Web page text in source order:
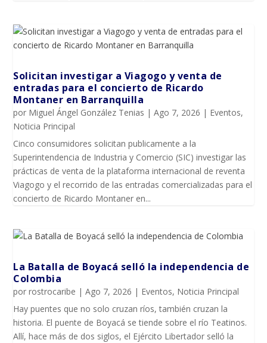
Solicitan investigar a Viagogo y venta de
entradas para el concierto de Ricardo
Montaner en Barranquilla
por Miguel Ángel González Tenias |Ago 7, 2026 | Eventos,
Noticia Principal
Cinco consumidores solicitan publicamente a la
Superintendencia de Industria y Comercio (SIC) investigar las
prácticas de venta de la plataforma internacional de reventa
Viagogo y el recorrido de las entradas comercializadas para el
concierto de Ricardo Montaner en...
La Batalla de Boyacá selló la independencia de
Colombia
porrostrocaribe |Ago 7, 2026 | Eventos, Noticia Principal
Hay puentes que no solo cruzan ríos, también cruzan la
historia. El puente de Boyacá se tiende sobre el río Teatinos.
Allí, hace más de dos siglos, el Ejército Libertador selló la